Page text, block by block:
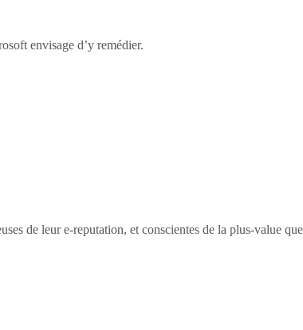
envisage d’y remédier.
de leur e-reputation, et conscientes de la plus-value